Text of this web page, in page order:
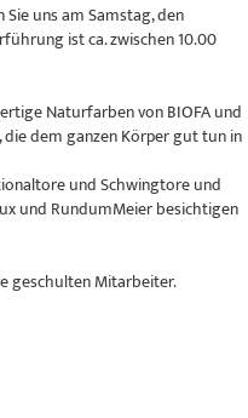
uns am Samstag, den
ist ca. zwischen 10.00
Naturfarben von BIOFA und
dem ganzen Körper gut tun in
und Schwingtore und
und RundumMeier besichtigen
geschulten Mitarbeiter.